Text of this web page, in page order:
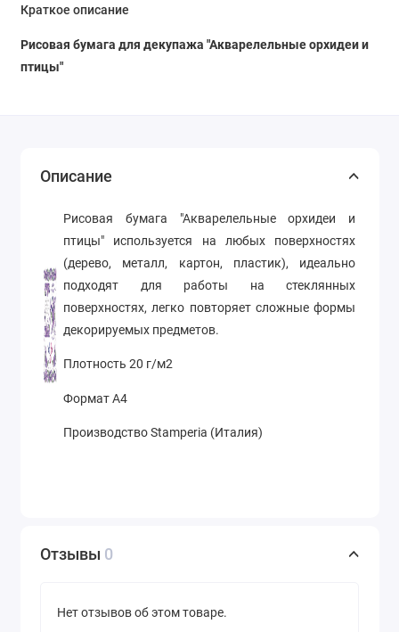
Краткое описание
Рисовая бумага для декупажа "Акварелельные орхидеи и
птицы"
Описание
Рисовая бумага "Акварелельные орхидеи и
птицы" используется на любых поверхностях
(дерево, металл, картон, пластик), идеально
подходят для работы на стеклянных
поверхностях, легко повторяет сложные формы
декорируемых предметов.
Плотность 20 г/м2
Формат А4
Производство Stamperia (Италия)
Отзывы 0
Нет отзывов об этом товаре.